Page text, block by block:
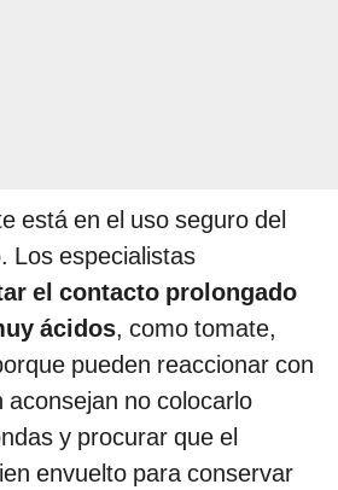
está en el uso seguro del
Los especialistas
el contacto prolongado
ácidos, como tomate,
pueden reaccionar con
aconsejan no colocarlo
y procurar que el
envuelto para conservar